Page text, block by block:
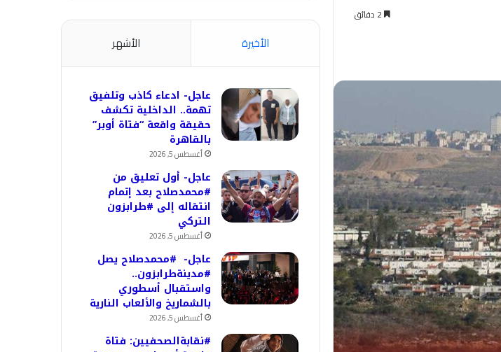
الأخيرة الأشهر
عاجل- ادعاء كاذب وتلفيق
تهمة.. الداخلية تكشف
حقيقة واقعة “فتاة أوبر”
بالقاهرة
أغسطس 5, 2026
عاجل- أول تعليق من
#محمدصلاح بعد إتمام
انتقاله إلى #طرابزون
التركي
أغسطس 5, 2026
عاجل- #محمدصلاح يصل
#مدينةطرابزون..
واستقبال أسطوري
بالشماريخ والألعاب النارية
أغسطس 5, 2026
#نقابةالصحفيين: فتاة